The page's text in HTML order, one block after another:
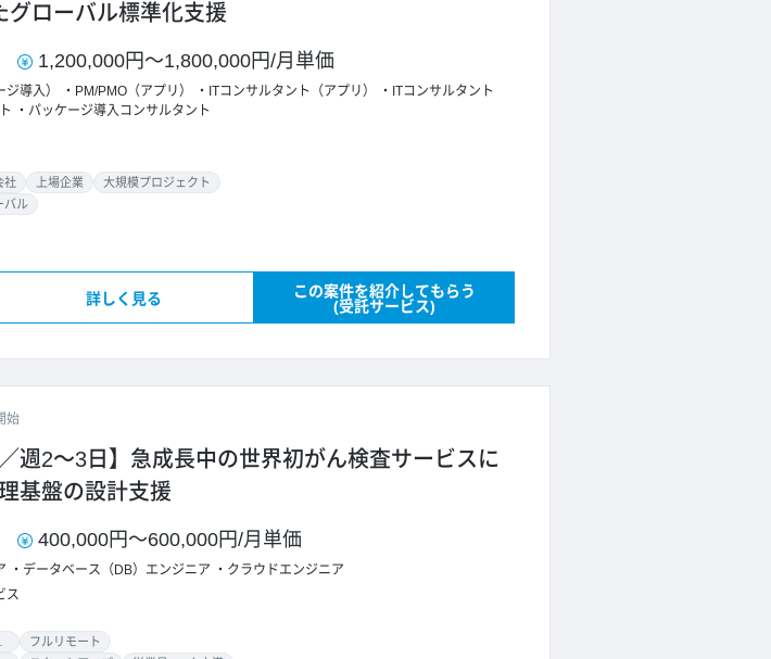
グローバル標準化支援
1,200,000円 ～1,800,000円/月単価
導入） PM/PMO（アプリ） ITコンサルタント（アプリ）
ITコンサルタント
パッケージ導入コンサルタント
社 上場企業
大規模プロジェクト
バル
詳しく見る
この案件を紹介してもらう
(受託サービス)
始
／週2～3日】急成長中の世界初がん検査サービスに
基盤の設計支援
400,000円 ～600,000円/月単価
データベース（DB）エンジニア
クラウドエンジニア
ス
フルリモート